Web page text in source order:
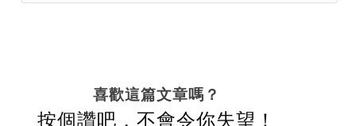
喜歡這篇文章嗎？
按個讚吧，不會令你失望！